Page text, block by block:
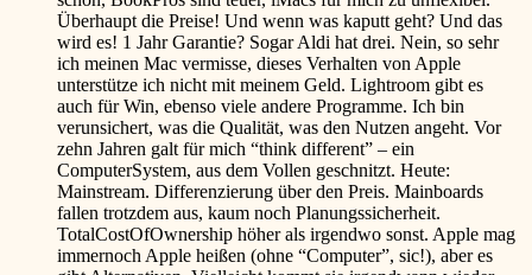
Überhaupt die Preise! Und wenn was kaputt geht? Und das
wird es! 1 Jahr Garantie? Sogar Aldi hat drei. Nein, so sehr
ich meinen Mac vermisse, dieses Verhalten von Apple
unterstütze ich nicht mit meinem Geld. Lightroom gibt es
auch für Win, ebenso viele andere Programme. Ich bin
verunsichert, was die Qualität, was den Nutzen angeht. Vor
zehn Jahren galt für mich “think different” – ein
ComputerSystem, aus dem Vollen geschnitzt. Heute:
Mainstream. Differenzierung über den Preis. Mainboards
fallen trotzdem aus, kaum noch Planungssicherheit.
TotalCostOfOwnership höher als irgendwo sonst. Apple mag
immernoch Apple heißen (ohne “Computer”, sic!), aber es